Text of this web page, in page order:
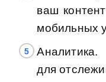
ваш
мобильных
для